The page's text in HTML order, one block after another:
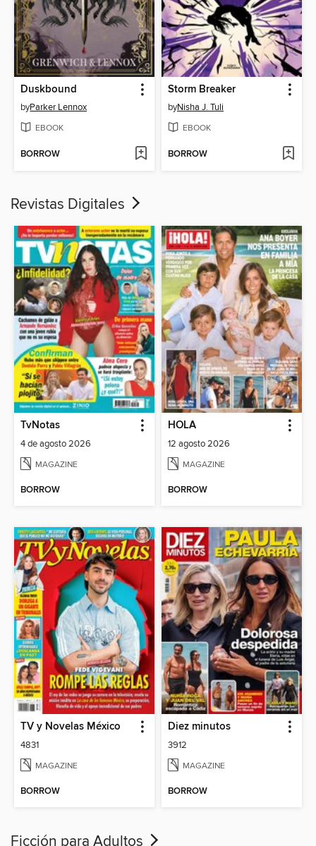
Duskbound
byParker Lennox
EBOOK
BORROW
Storm Breaker
byNisha J. Tuli
EBOOK
BORROW
Revistas Digitales
TvNotas
4 de agosto 2026
MAGAZINE
BORROW
HOLA
12 agosto 2026
MAGAZINE
BORROW
TV y Novelas México
4831
MAGAZINE
BORROW
Diez minutos
3912
MAGAZINE
BORROW
Ficción para Adultos